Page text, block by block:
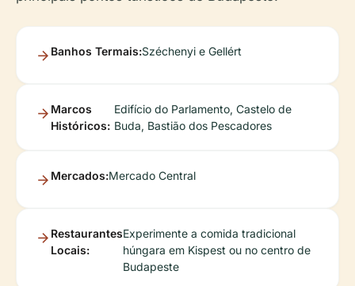
Banhos Termais:Széchenyi e Gellért
Marcos
Históricos:
Edifício do Parlamento, Castelo de
Buda, Bastião dos Pescadores
Mercados:Mercado Central
Restaurantes
Locais:
Experimente a comida tradicional
húngara em Kispest ou no centro de
Budapeste